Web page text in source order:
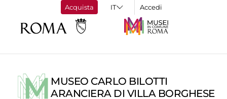
Acquista Accedi
MUSEO CARLO BILOTTI
ARANCIERA DI VILLA BORGHESE